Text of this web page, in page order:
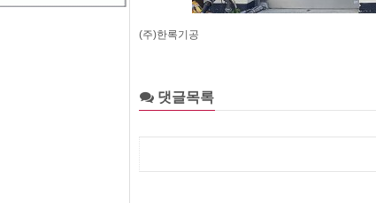
(주)한록기공
댓글목록